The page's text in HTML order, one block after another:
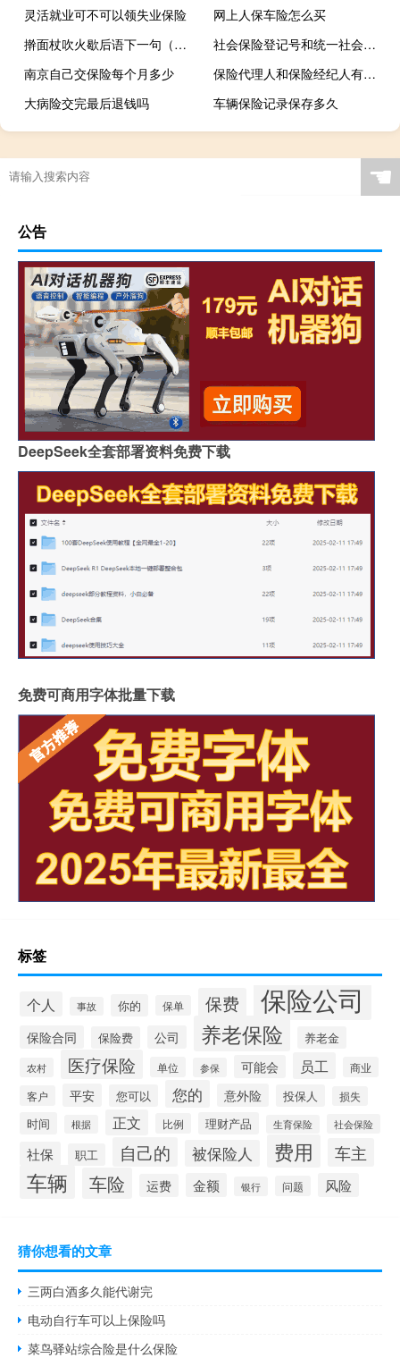
灵活就业可不可以领失业保险
网上人保车险怎么买
擀面杖吹火歇后语下一句（擀面杖吹火歇后语）
社会保险登记号和统一社会信用代码一样吗
南京自己交保险每个月多少
保险代理人和保险经纪人有什么区别
大病险交完最后退钱吗
车辆保险记录保存多久
☚
公告
DeepSeek全套部署资料免费下载
免费可商用字体批量下载
标签
个人 事故 你的 保单 保费 保险公司
保险合同 保险费 公司 养老保险 养老金
农村 医疗保险 单位 参保 可能会 员工
商业
客户
平安 您可以 您的 意外险 投保人 损失
时间 根据 正文 比例 理财产品 生育保险 社会保险
社保 职工 自己的 被保险人 费用 车主
车辆 车险 运费 金额 银行 问题 风险
猜你想看的文章
三两白酒多久能代谢完
电动自行车可以上保险吗
菜鸟驿站综合险是什么保险